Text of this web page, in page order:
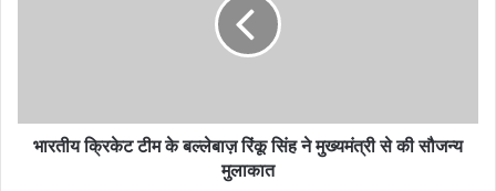
भारतीय क्रिकेट टीम के बल्लेबाज़ रिंकू सिंह ने मुख्यमंत्री से की सौजन्य
मुलाकात